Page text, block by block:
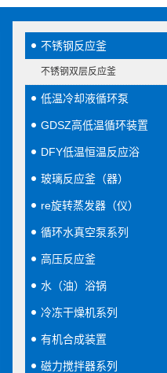
不锈钢反应釜
不锈钢双层反应釜
低温冷却液循环泵
GDSZ高低温循环装置
DFY低温恒温反应浴
玻璃反应釜（器）
re旋转蒸发器（仪）
循环水真空泵系列
高压反应釜
水（油）浴锅
冷冻干燥机系列
有机合成装置
磁力搅拌器系列